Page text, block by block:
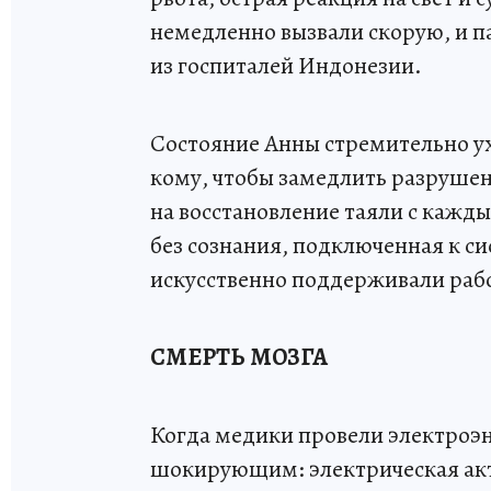
немедленно вызвали скорую, и
из госпиталей Индонезии.
Состояние Анны стремительно
кому, чтобы замедлить
на восстановление таяли с
без сознания, подключенная к
искусственно поддерживали
СМЕРТЬ МОЗГА
Когда медики провели
шокирующим: электрическая